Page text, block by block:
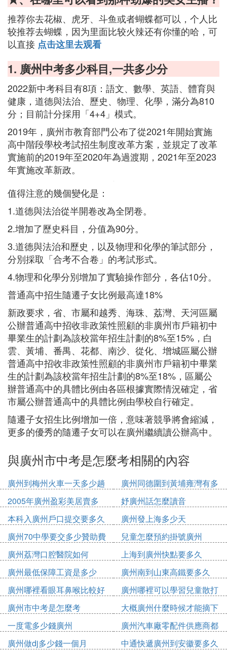
推荐你去花椒、虎牙、斗鱼或者蝴蝶都可以，个人比
较推荐去蝴蝶，因为里面比较火辣还有你懂的哈，可
以直接 点击这里去观看
1. 廣州中考多少科目,一共多少分
2022新中考科目有8項：語文、數學、英語、體育與
健康，道德與法治、歷史、物理、化學，滿分為810
分；目前計分採用「4+4」模式。
2019年，廣州市教育部門公布了從2021年開始實施
高中階段學校考試招生制度改革方案，並規定了改革
實施前的2019年至2020年為過渡期，2021年至2023
年實施改革新政。
值得注意的幾個變化是：
1.道德與法治從半開卷改為全閉卷。
2.增加了歷史科目，分值為90分。
3.道德與法治和歷史，以及物理和化學的筆試部分，
分別採取「合考不合卷」的考試形式。
4.物理和化學分別增加了實驗操作部分，各佔10分。
普通高中招生隨遷子女比例最高達18%
新政要求，省、市屬和越秀、海珠、荔灣、天河區屬
公辦普通高中招收非政策性照顧的非廣州市戶籍初中
畢業生的計劃為該校當年招生計劃的8%至15%，白
雲、黃埔、番禺、花都、南沙、從化、增城區屬公辦
普通高中招收非政策性照顧的非廣州市戶籍初中畢業
生的計劃為該校當年招生計劃的8%至18%，區屬公
辦普通高中的具體比例由各區根據實際情況確定，省
市屬公辦普通高中的具體比例由學校自行確定。
隨遷子女招生比例增加一倍，意味著競爭將會縮減，
更多的優秀的隨遷子女可以在廣州繼續讀公辦高中。
與廣州市中考是怎麼考相關的內容
廣州到梅州火車一天多少趟
廣州同德圍到黃埔雍灣有多
少公里
2005年廣州盈彩美居賣多
少錢
妤廣州話怎麼讀音
本科入廣州戶口提交要多久
廣州發上海多少天
廣州70中學要交多少贊助費
兒童怎麼預約掛號廣州
廣州荔灣口腔醫院如何
上海到廣州快點要多久
廣州最低保障工資是多少
2020
廣州南到山東高鐵要多久
廣州哪裡看眼耳鼻喉比較好
廣州哪裡可以學習兒童散打
廣州市中考是怎麼考
大概廣州什麼時候才能摘下
口罩
一度電多少錢廣州
廣州汽車廠零配件供應商都
有哪些
廣州做dj多少錢一個月 中通快遞廣州到安徽要多久